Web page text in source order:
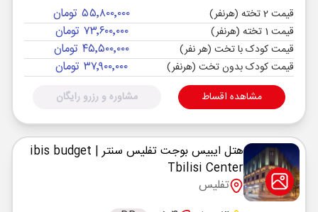
قیمت 2 تخته (هرنفر) ۵۵٬۸۰۰٬۰۰۰ تومان
قیمت 1 تخته (هرنفر) ۷۳٬۶۰۰٬۰۰۰ تومان
قیمت کودک با تخت (هر نفر) ۴۵٬۵۰۰٬۰۰۰ تومان
قیمت کودک بدون تخت (هرنفر) ۳۷٬۹۰۰٬۰۰۰ تومان
مشاهده اقساط مشاوره و رزرو رایگان
هتل ایبیس بوجت تفلیس سنتر | ibis budget
Tbilisi Center
تفلیس